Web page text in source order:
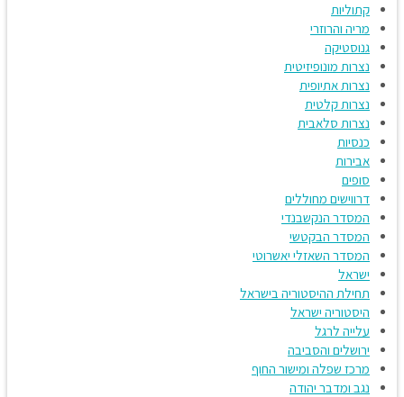
קתוליות
מריה והרוזרי
גנוסטיקה
נצרות מונופיזיטית
נצרות אתיופית
נצרות קלטית
נצרות סלאבית
כנסיות
אבירות
סופים
דרווישים מחוללים
המסדר הנקשבנדי
המסדר הבקטשי
המסדר השאזלי יאשרוטי
ישראל
תחילת ההיסטוריה בישראל
היסטוריה ישראל
עלייה לרגל
ירושלים והסביבה
מרכז שפלה ומישור החוף
נגב ומדבר יהודה